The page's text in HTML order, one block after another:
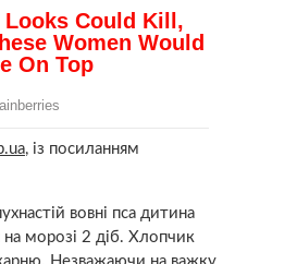
, із посиланням
вовні пса дитина
морозі 2 діб. Хлопчик